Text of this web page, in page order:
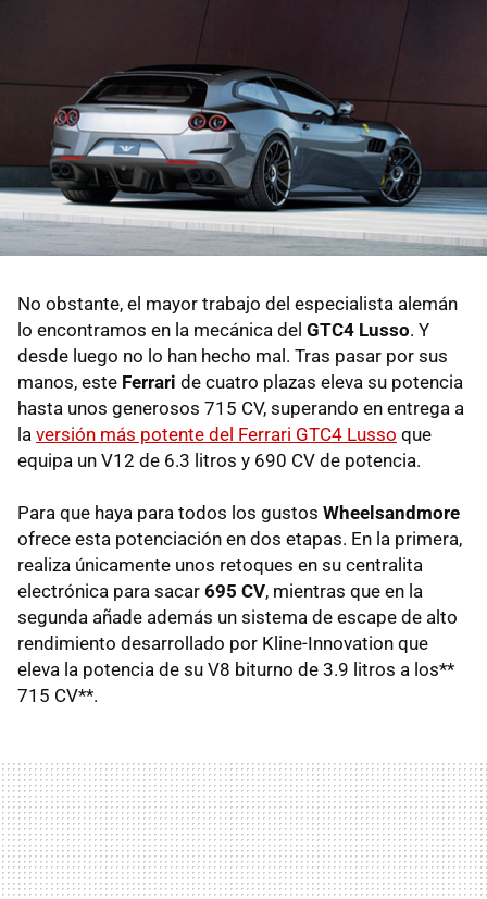
No obstante, el mayor trabajo del especialista alemán
lo encontramos en la mecánica del GTC4 Lusso. Y
desde luego no lo han hecho mal. Tras pasar por sus
manos, este Ferrari de cuatro plazas eleva su potencia
hasta unos generosos 715 CV, superando en entrega a
la versión más potente del Ferrari GTC4 Lusso que
equipa un V12 de 6.3 litros y 690 CV de potencia.
Para que haya para todos los gustos Wheelsandmore
ofrece esta potenciación en dos etapas. En la primera,
realiza únicamente unos retoques en su centralita
electrónica para sacar 695 CV, mientras que en la
segunda añade además un sistema de escape de alto
rendimiento desarrollado por Kline-Innovation que
eleva la potencia de su V8 biturno de 3.9 litros a los**
715 CV**.